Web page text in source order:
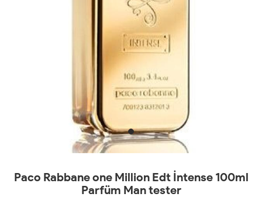
Paco Rabbane one Million Edt İntense 100ml
Parfüm Man tester